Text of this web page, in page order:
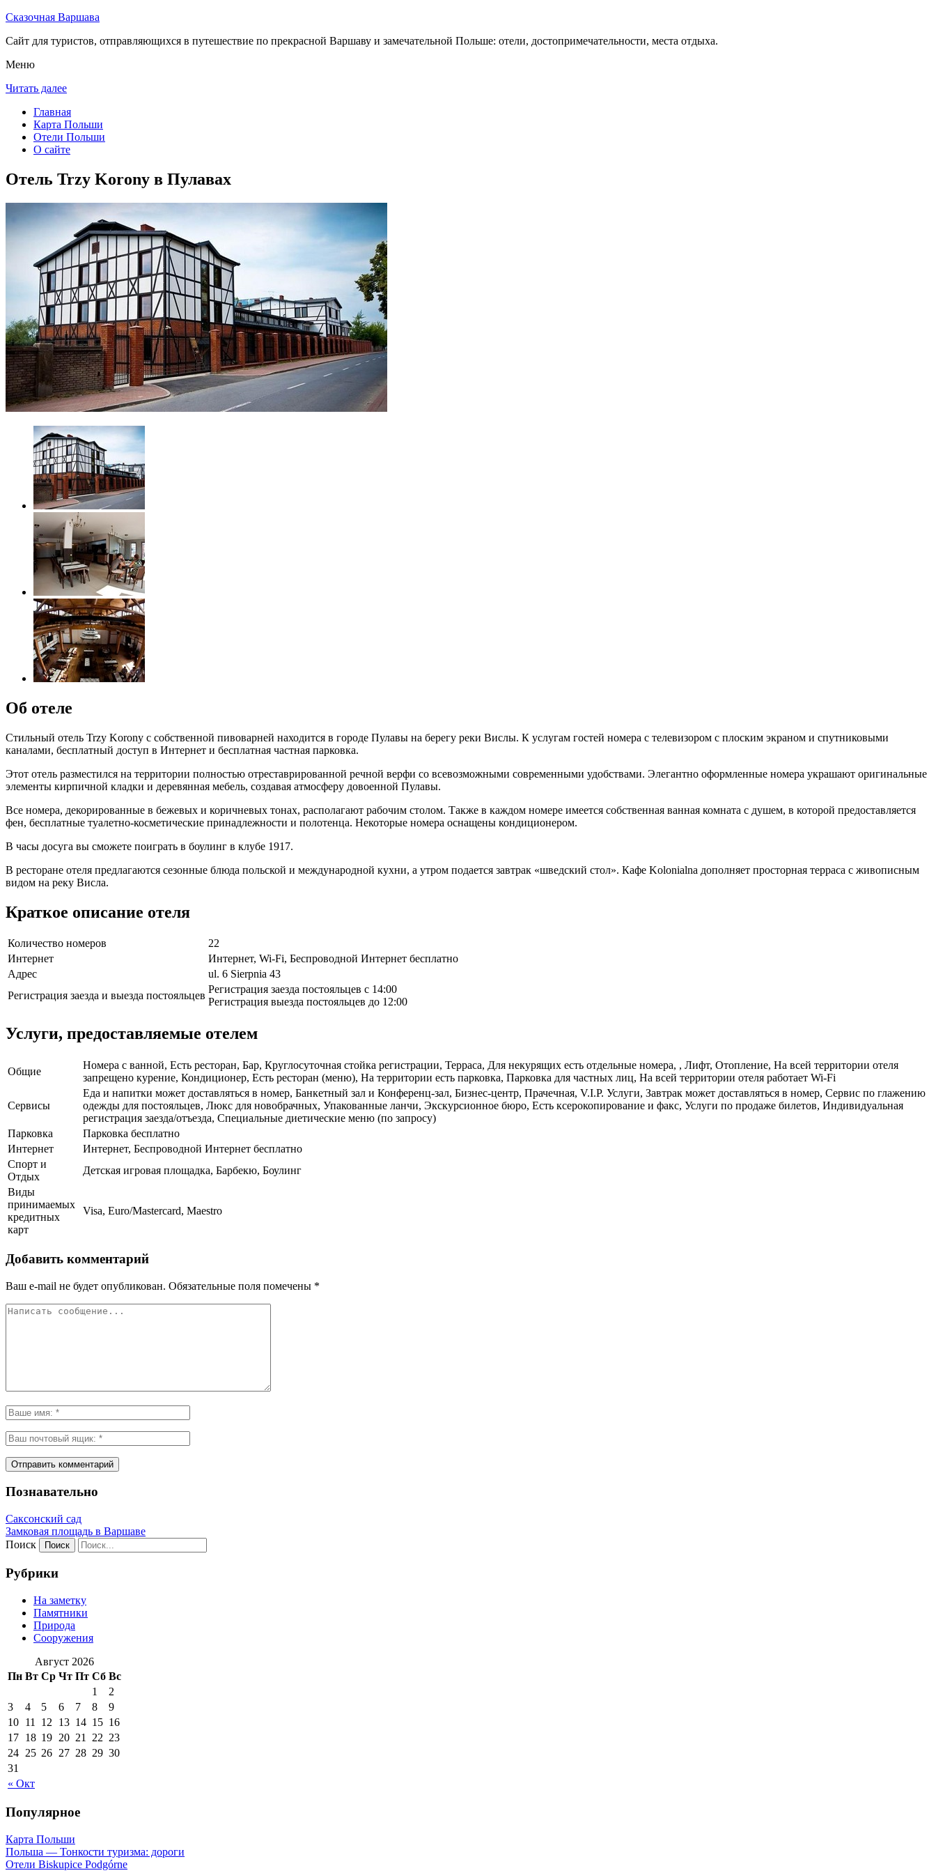
Сказочная Варшава
Сайт для туристов, отправляющихся в путешествие по прекрасной Варшаву и замечательной Польше: отели, достопримечательности, места отдыха.
Меню
Читать далее
Главная
Карта Польши
Отели Польши
О сайте
Отель Trzy Korony в Пулавах
Об отеле
Стильный отель Trzy Korony с собственной пивоварней находится в городе Пулавы на берегу реки Вислы. К услугам гостей номера с телевизором с плоским экраном и спутниковыми
каналами, бесплатный доступ в Интернет и бесплатная частная парковка.
Этот отель разместился на территории полностью отреставрированной речной верфи со всевозможными современными удобствами. Элегантно оформленные номера украшают оригинальные
элементы кирпичной кладки и деревянная мебель, создавая атмосферу довоенной Пулавы.
Все номера, декорированные в бежевых и коричневых тонах, располагают рабочим столом. Также в каждом номере имеется собственная ванная комната с душем, в которой предоставляется
фен, бесплатные туалетно-косметические принадлежности и полотенца. Некоторые номера оснащены кондиционером.
В часы досуга вы сможете поиграть в боулинг в клубе 1917.
В ресторане отеля предлагаются сезонные блюда польской и международной кухни, а утром подается завтрак «шведский стол». Кафе Kolonialna дополняет просторная терраса с живописным
видом на реку Висла.
Краткое описание отеля
Количество номеров
22
Интернет
Интернет, Wi-Fi, Беспроводной Интернет бесплатно
Адрес
ul. 6 Sierpnia 43
Регистрация заезда и выезда постояльцев
Регистрация заезда постояльцев с 14:00
Регистрация выезда постояльцев до 12:00
Услуги, предоставляемые отелем
Общие
Номера с ванной, Есть ресторан, Бар, Круглосуточная стойка регистрации, Терраса, Для некурящих есть отдельные номера, , Лифт, Отопление, На всей территории отеля
запрещено курение, Кондиционер, Есть ресторан (меню), На территории есть парковка, Парковка для частных лиц, На всей территории отеля работает Wi-Fi
Сервисы
Еда и напитки может доставляться в номер, Банкетный зал и Конференц-зал, Бизнес-центр, Прачечная, V.I.P. Услуги, Завтрак может доставляться в номер, Сервис по глажению
одежды для постояльцев, Люкс для новобрачных, Упакованные ланчи, Экскурсионное бюро, Есть ксерокопирование и факс, Услуги по продаже билетов, Индивидуальная
регистрация заезда/отъезда, Специальные диетические меню (по запросу)
Парковка
Парковка бесплатно
Интернет
Интернет, Беспроводной Интернет бесплатно
Спорт и
Отдых
Детская игровая площадка, Барбекю, Боулинг
Виды
принимаемых
кредитных
карт
Visa, Euro/Mastercard, Maestro
Добавить комментарий
Ваш e-mail не будет опубликован. Обязательные поля помечены *
Познавательно
Саксонский сад
Замковая площадь в Варшаве
Поиск
Рубрики
На заметку
Памятники
Природа
Сооружения
Август 2026
Пн Вт Ср Чт Пт Сб Вс
« Окт
1
2
3
4 5 6 7 8
9
10 11 12 13 14 15 16
17 18 19 20 21 22 23
24 25 26 27 28 29 30
31
Популярное
Карта Польши
Польша — Тонкости туризма: дороги
Отели Biskupice Podgórne